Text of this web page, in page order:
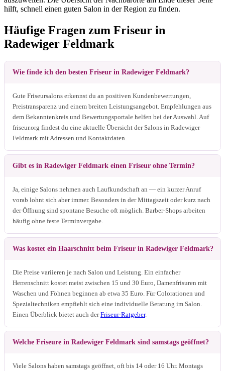
hilft, schnell einen guten Salon in der Region zu finden.
Häufige Fragen zum Friseur in
Radewiger Feldmark
Wie finde ich den besten Friseur in Radewiger Feldmark?
Gute Friseursalons erkennst du an positiven Kundenbewertungen,
Preistransparenz und einem breiten Leistungsangebot. Empfehlungen aus
dem Bekanntenkreis und Bewertungsportale helfen bei der Auswahl. Auf
friseur.org findest du eine aktuelle Übersicht der Salons in Radewiger
Feldmark mit Adressen und Kontaktdaten.
Gibt es in Radewiger Feldmark einen Friseur ohne Termin?
Ja, einige Salons nehmen auch Laufkundschaft an — ein kurzer Anruf
vorab lohnt sich aber immer. Besonders in der Mittagszeit oder kurz nach
der Öffnung sind spontane Besuche oft möglich. Barber-Shops arbeiten
häufig ohne feste Terminvergabe.
Was kostet ein Haarschnitt beim Friseur in Radewiger Feldmark?
Die Preise variieren je nach Salon und Leistung. Ein einfacher
Herrenschnitt kostet meist zwischen 15 und 30 Euro, Damenfrisuren mit
Waschen und Föhnen beginnen ab etwa 35 Euro. Für Colorationen und
Spezialtechniken empfiehlt sich eine individuelle Beratung im Salon.
Einen Überblick bietet auch derFriseur-Ratgeber.
Welche Friseure in Radewiger Feldmark sind samstags geöffnet?
Viele Salons haben samstags geöffnet, oft bis 14 oder 16 Uhr. Montags